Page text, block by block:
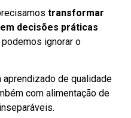
transformar
decisões práticas
ignorar o
de qualidade
com alimentação de